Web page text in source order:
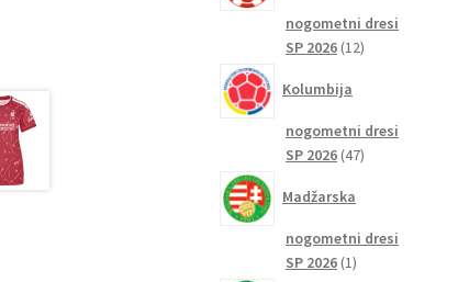
nogometni dresi
SP 2026 1212
Kolumbija
nogometni dresi
SP 2026 4747
Madžarska
nogometni dresi
SP 2026 11